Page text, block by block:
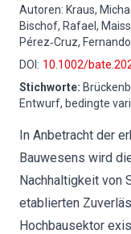
Autoren: Kraus,
Bischof, Rafael,
Pérez‐Cruz, Fernando
DOI : 10.1002/
Stichworte:
Entwurf, bedingte
In Anbetracht der
Bauwesens wird
Nachhaltigkeit von
etablierten
Hochbausektor